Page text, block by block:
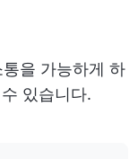
을 가능하게 하
있습니다.